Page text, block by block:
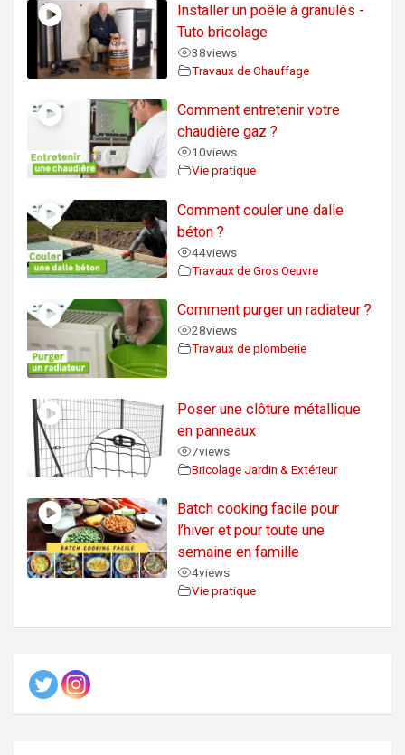
Installer un poêle à granulés -
Tuto bricolage
38views
Travaux de Chauffage
Comment entretenir votre
chaudière gaz ?
10views
Vie pratique
Comment couler une dalle
béton ?
44views
Travaux de Gros Oeuvre
Comment purger un radiateur ?
28views
Travaux de plomberie
Poser une clôture métallique
en panneaux
7views
Bricolage Jardin & Extérieur
Batch cooking facile pour
l’hiver et pour toute une
semaine en famille
4views
Vie pratique